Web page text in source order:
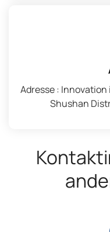
Adresse :
Shushan